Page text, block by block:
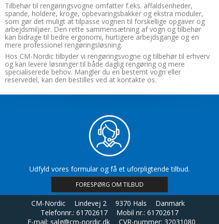
Tilbehør til rengøringsvogne omfatter f.eks. affaldsenheder,
spande, holdere, kroge, opbevaringsbakker og ekstra moduler,
som gør det muligt at tilpasse vognen til forskellige opgaver og
arbejdsmiljøer. Den rette sammensætning af vogn og tilbehør
kan bidrage til bedre ergonomi, hurtigere arbejdsgange og en
mere professionel rengøringsløsning.
Hos CM-Nordic tilbyder vi rengøringsvogne og tilbehør til erhverv
og kan levere løsninger til både daglig rengøring og mere
specialiserede behov. Mangler du en bestemt vogn eller
reservedel, kan den bestilles ved at kontakte os.
Udfyld vores formular og få et uforpligtende tilbud.
FORESPØRG OM TILBUD
CM-Nordic Lindevej 2 9370 Hals
Danmark
Telefonnr.: 61702617 Mobil nr.: 61702617
E-mail: salg@cm-nordic.dk CVR-nummer: 32031080